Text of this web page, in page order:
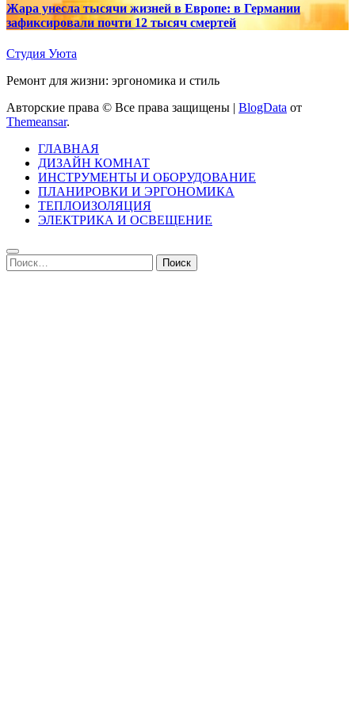
Жара унесла тысячи жизней в Европе: в Германии
зафиксировали почти 12 тысяч смертей
Студия Уюта
Ремонт для жизни: эргономика и стиль
Авторские права © Все права защищены | BlogData от
Themeansar.
ГЛАВНАЯ
ДИЗАЙН КОМНАТ
ИНСТРУМЕНТЫ И ОБОРУДОВАНИЕ
ПЛАНИРОВКИ И ЭРГОНОМИКА
ТЕПЛОИЗОЛЯЦИЯ
ЭЛЕКТРИКА И ОСВЕЩЕНИЕ
Найти: